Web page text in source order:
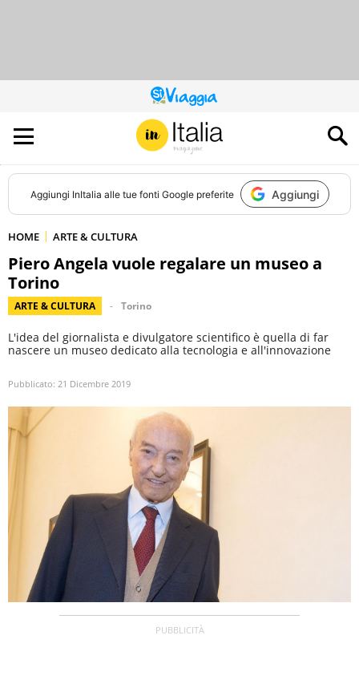
QUESTO
SITO
CONTRIBUISCE
ALL’AUDIENCE
DI
Aggiungi InItalia alle tue fonti Google preferite Aggiungi
HOME ARTE & CULTURA
Piero Angela vuole regalare un museo a
Torino
ARTE & CULTURA Torino
L'idea del giornalista e divulgatore scientifico è quella di far
nascere un museo dedicato alla tecnologia e all'innovazione
Pubblicato: 21 Dicembre 2019